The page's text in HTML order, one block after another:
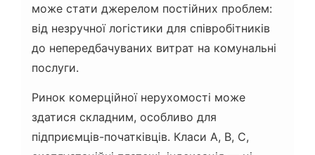
може стати джерелом постійних проблем:
від незручної логістики для співробітників
до непередбачуваних витрат на комунальні
послуги.
Ринок комерційної нерухомості може
здатися складним, особливо для
підприємців-початківців. Класи A, B, C,